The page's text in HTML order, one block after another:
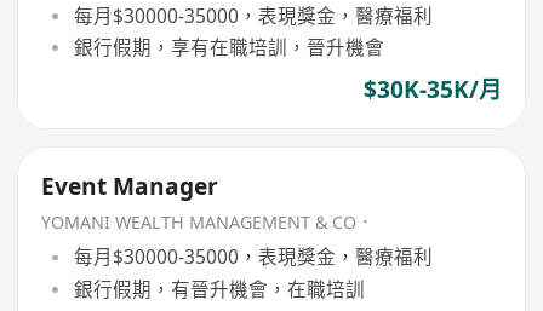
每月$30000-35000，表現獎金，醫療福利
銀行假期，享有在職培訓，晉升機會
$30K-35K/月
Event Manager
YOMANI WEALTH MANAGEMENT & CO．
每月$30000-35000，表現獎金，醫療福利
銀行假期，有晉升機會，在職培訓